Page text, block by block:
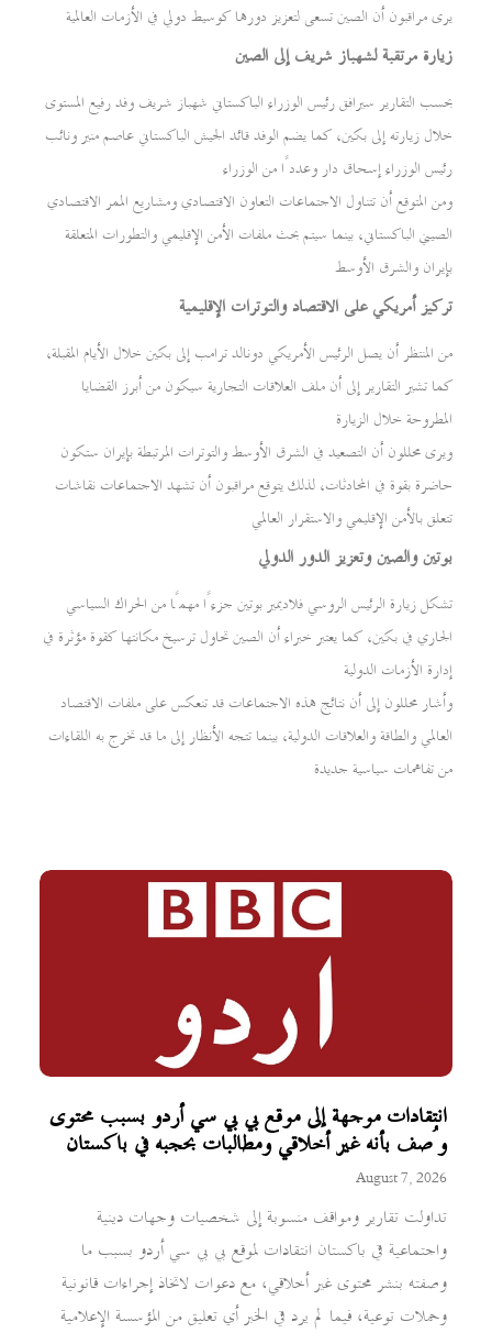
انتقادات موجهة إلى موقع بي بي سي أردو بسبب محتوى
وُصف بأنه غير أخلاقي ومطالبات بحجبه في باكستان
August 7, 2026
تداولت تقارير ومواقف منسوبة إلى شخصيات وجهات دينية
واجتماعية في باكستان انتقادات لموقع بي بي سي أردو بسبب ما
وصفته بنشر محتوى غير أخلاقي، مع دعوات لاتخاذ إجراءات قانونية
وحملات توعية، فيما لم يرد في الخبر أي تعليق من المؤسسة الإعلامية
يرى مراقبون أن الصين تسعى لتعزيز دورها كوسيط دولي في الأزمات العالمية
زيارة مرتقبة لشهباز شريف إلى الصين
بحسب التقارير سيرافق رئيس الوزراء الباكستاني شهباز شريف وفد رفيع المستوى
خلال زيارته إلى بكين، كما يضم الوفد قائد الجيش الباكستاني عاصم منير ونائب
رئيس الوزراء إسحاق دار وعددًا من الوزراء
ومن المتوقع أن تتناول الاجتماعات التعاون الاقتصادي ومشاريع الممر الاقتصادي
الصيني الباكستاني، بينما سيتم بحث ملفات الأمن الإقليمي والتطورات المتعلقة
بإيران والشرق الأوسط
تركيز أمريكي على الاقتصاد والتوترات الإقليمية
من المنتظر أن يصل الرئيس الأمريكي دونالد ترامب إلى بكين خلال الأيام المقبلة،
كما تشير التقارير إلى أن ملف العلاقات التجارية سيكون من أبرز القضايا
المطروحة خلال الزيارة
ويرى محللون أن التصعيد في الشرق الأوسط والتوترات المرتبطة بإيران ستكون
حاضرة بقوة في المحادثات، لذلك يتوقع مراقبون أن تشهد الاجتماعات نقاشات
تتعلق بالأمن الإقليمي والاستقرار العالمي
بوتين والصين وتعزيز الدور الدولي
تشكل زيارة الرئيس الروسي فلاديمير بوتين جزءًا مهمًا من الحراك السياسي
الجاري في بكين، كما يعتبر خبراء أن الصين تحاول ترسيخ مكانتها كقوة مؤثرة في
إدارة الأزمات الدولية
وأشار محللون إلى أن نتائج هذه الاجتماعات قد تنعكس على ملفات الاقتصاد
العالمي والطاقة والعلاقات الدولية، بينما تتجه الأنظار إلى ما قد تخرج به اللقاءات
من تفاهمات سياسية جديدة